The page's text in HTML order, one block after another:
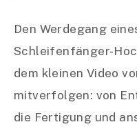
Den Werdegang
Schleifenfänger-
dem kleinen Video
mitverfolgen: von
die Fertigung und